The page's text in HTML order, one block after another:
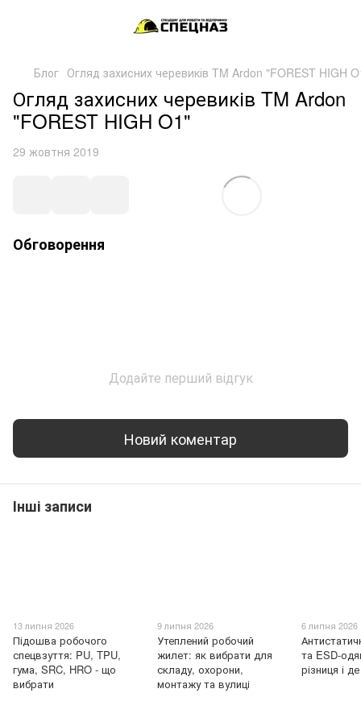
Блог Огляд захисних черевиків TM Ardon "FOREST HIGH
Огляд захисних черевиків TM Ardon
"FOREST HIGH O1"
29 жовтня 2019
Обговорення
Додайте перший відгук
Новий коментар
Інші записи
13 липня 2026
Підошва робочого
спецвзуття: PU, TPU,
гума, SRC, HRO - що
вибрати
9 липня 2026
Утеплений робочий
жилет: як вибрати для
складу, охорони,
монтажу та вулиці
6 липня 2026
та ESD-
різниця і